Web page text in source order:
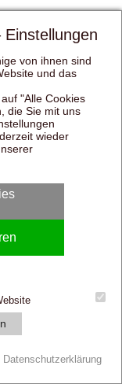
von ihnen sind
und das
"Alle Cookies
die Sie mit uns
wieder
Datenschutzerklärung